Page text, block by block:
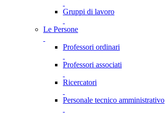
Gruppi di lavoro
Le Persone
Professori ordinari
Professori associati
Ricercatori
Personale tecnico amministrativo